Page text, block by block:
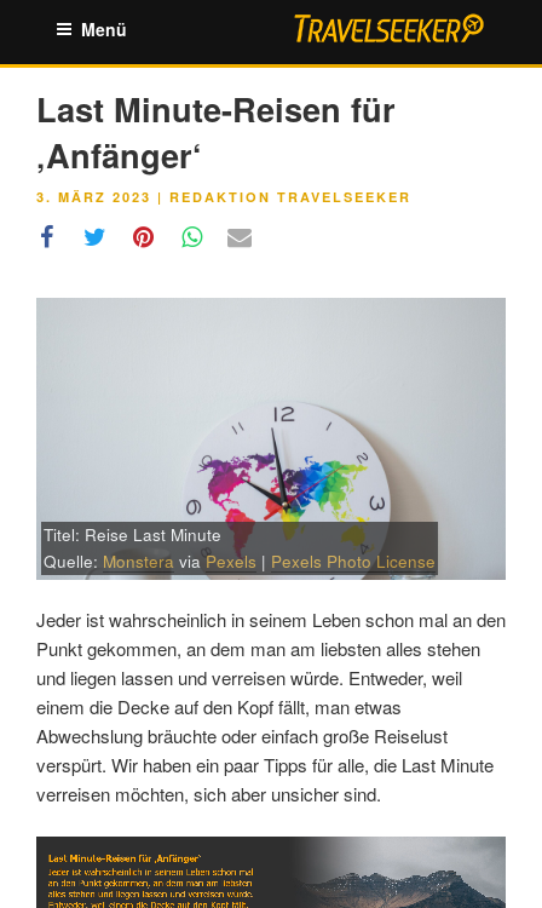
springen
Menü
Last Minute-Reisen für
‚Anfänger‘
VERÖFFENTLICHT
3. MÄRZ 2023 | REDAKTION TRAVELSEEKER
Titel: Reise Last Minute
Quelle: Monstera viaPexels | Pexels Photo License
Jeder ist wahrscheinlich in seinem Leben schon mal an den
Punkt gekommen, an dem man am liebsten alles stehen
und liegen lassen und verreisen würde. Entweder, weil
einem die Decke auf den Kopf fällt, man etwas
Abwechslung bräuchte oder einfach große Reiselust
verspürt. Wir haben ein paar Tipps für alle, die Last Minute
verreisen möchten, sich aber unsicher sind.
Link